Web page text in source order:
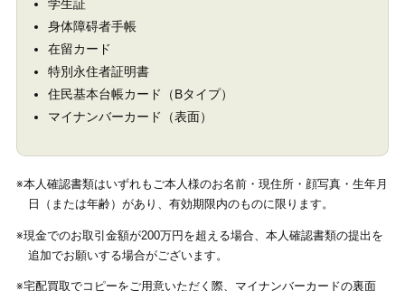
学生証
身体障碍者手帳
在留カード
特別永住者証明書
住民基本台帳カード（Bタイプ）
マイナンバーカード（表面）
※本人確認書類はいずれもご本人様のお名前・現住所・顔写真・生年月
日（または年齢）があり、有効期限内のものに限ります。
※現金でのお取引金額が200万円を超える場合、本人確認書類の提出を
追加でお願いする場合がございます。
※宅配買取でコピーをご用意いただく際、マイナンバーカードの裏面